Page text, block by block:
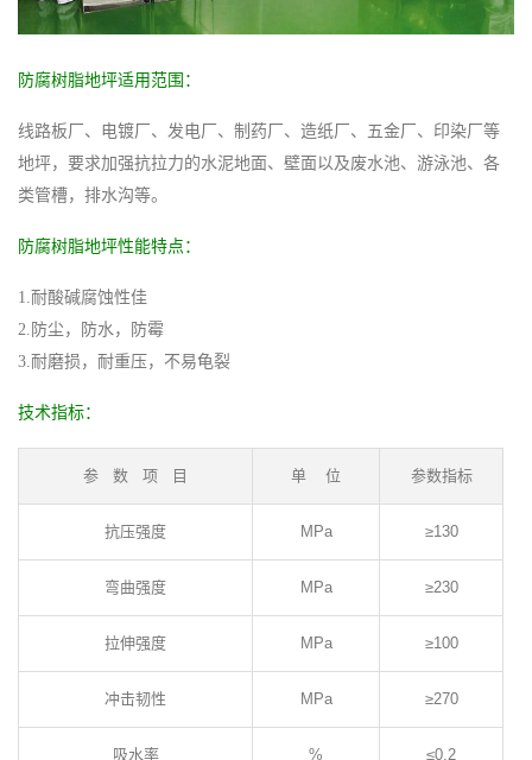
防腐树脂地坪适用范围：
线路板厂、电镀厂、发电厂、制药厂、造纸厂、五金厂、印染厂等
地坪，要求加强抗拉力的水泥地面、壁面以及废水池、游泳池、各
类管槽，排水沟等。
防腐树脂地坪性能特点：
1.耐酸碱腐蚀性佳
2.防尘，防水，防霉
3.耐磨损，耐重压，不易龟裂
技术指标：
参 数 项 目 单 位 参数指标
抗压强度 MPa ≥130
弯曲强度 MPa ≥230
拉伸强度 MPa ≥100
冲击韧性 MPa ≥270
吸水率 % ≤0.2